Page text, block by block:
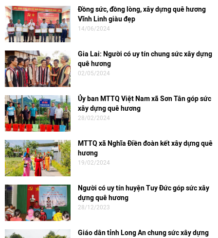
Đồng sức, đồng lòng, xây dựng quê hương
Vĩnh Linh giàu đẹp
14/06/2024
Gia Lai: Người có uy tín chung sức xây dựng
quê hương
02/05/2024
Ủy ban MTTQ Việt Nam xã Sơn Tân góp sức
xây dựng quê hương
28/02/2024
MTTQ xã Nghĩa Điền đoàn kết xây dựng quê
hương
19/02/2024
Người có uy tín huyện Tuy Đức góp sức xây
dựng quê hương
28/12/2023
Giáo dân tỉnh Long An chung sức xây dựng